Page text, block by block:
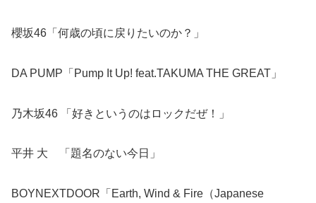
櫻坂46「何歳の頃に戻りたいのか？」
DA PUMP「Pump It Up! feat.TAKUMA THE GREAT」
乃木坂46 「好きというのはロックだぜ！」
平井 大 「題名のない今日」
BOYNEXTDOOR「Earth, Wind & Fire（Japanese